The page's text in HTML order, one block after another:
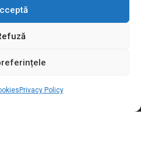
Privacy Policy